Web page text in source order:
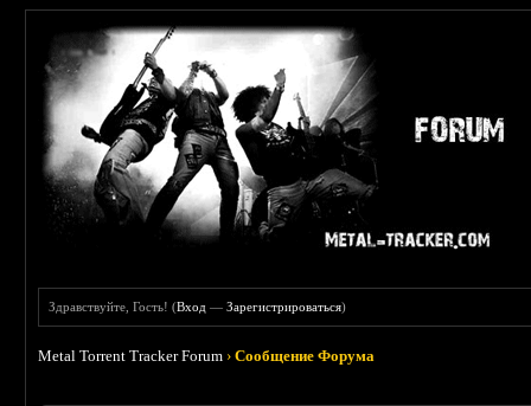
Здравствуйте, Гость! (Вход —Зарегистрироваться)
Metal Torrent Tracker Forum ›Сообщение Форума